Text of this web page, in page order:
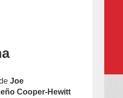
Joe
Cooper-Hewitt